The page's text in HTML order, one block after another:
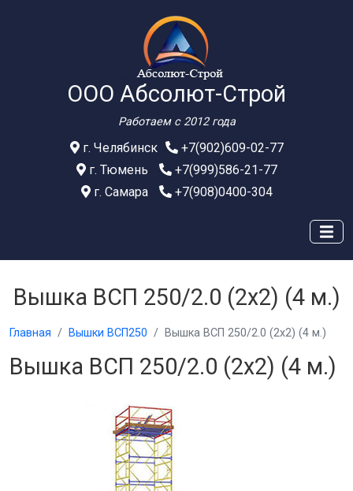
ООО Абсолют-Строй
Работаем с 2012 года
г. Челябинск
+7(902)609-02-77
г. Тюмень
+7(999)586-21-77
г. Самара
+7(908)0400-304
Вышка ВСП 250/2.0 (2х2) (4 м.)
Главная Вышки ВСП250 Вышка ВСП 250/2.0 (2х2) (4 м.)
Вышка ВСП 250/2.0 (2х2) (4 м.)